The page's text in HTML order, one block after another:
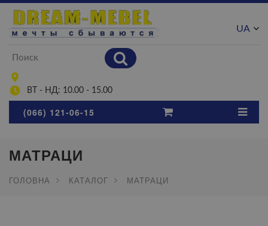
ВТ - НД: 10.00 - 15.00
UA
(066) 121-06-15
МАТРАЦИ
ГОЛОВНА КАТАЛОГ МАТРАЦИ